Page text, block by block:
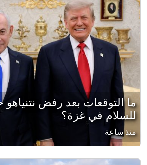
ما التوقعات بعد رفض
للسلام في غزة؟
منذ ساعة